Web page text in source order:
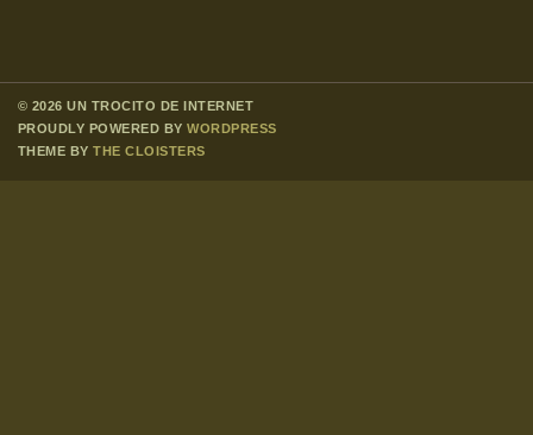
© 2026 UN TROCITO DE INTERNET
PROUDLY POWERED BYWORDPRESS
THEME BYTHE CLOISTERS